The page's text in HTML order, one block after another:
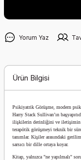
Yorum Yaz
Ürün Bilgisi
Psikiyatrik Görüşme, modern
Harry Stack Sullivan’ın
ilişkilerin derinliğini ve iletişimin
terapötik görüşmeyi teknik bir
tanımlar. Kişiler arasındaki
sarsıcı bir dille ortaya koyar.
Kitap, yalnızca "ne yapılmalı"